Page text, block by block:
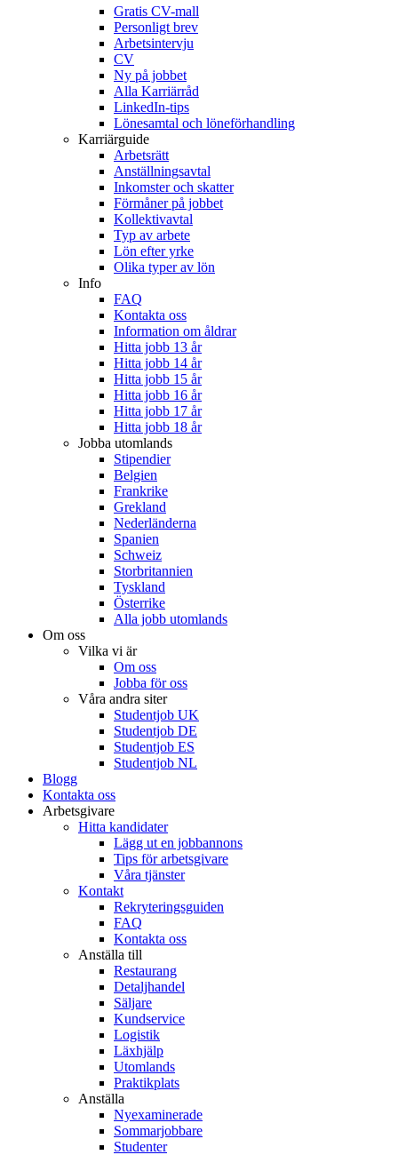
Gratis CV-mall
Personligt brev
Arbetsintervju
CV
Ny på jobbet
Alla Karriärråd
LinkedIn-tips
Lönesamtal och löneförhandling
Karriärguide
Arbetsrätt
Anställningsavtal
Inkomster och skatter
Förmåner på jobbet
Kollektivavtal
Typ av arbete
Lön efter yrke
Olika typer av lön
Info
FAQ
Kontakta oss
Information om åldrar
Hitta jobb 13 år
Hitta jobb 14 år
Hitta jobb 15 år
Hitta jobb 16 år
Hitta jobb 17 år
Hitta jobb 18 år
Jobba utomlands
Stipendier
Belgien
Frankrike
Grekland
Nederländerna
Spanien
Schweiz
Storbritannien
Tyskland
Österrike
Alla jobb utomlands
Om oss
Vilka vi är
Om oss
Jobba för oss
Våra andra siter
Studentjob UK
Studentjob DE
Studentjob ES
Studentjob NL
Blogg
Kontakta oss
Arbetsgivare
Hitta kandidater
Lägg ut en jobbannons
Tips för arbetsgivare
Våra tjänster
Kontakt
Rekryteringsguiden
FAQ
Kontakta oss
Anställa till
Restaurang
Detaljhandel
Säljare
Kundservice
Logistik
Läxhjälp
Utomlands
Praktikplats
Anställa
Nyexaminerade
Sommarjobbare
Studenter